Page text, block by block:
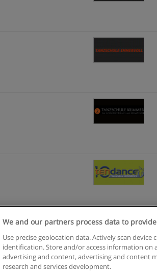
Datenschutzpolitik In Verbindung setzen
We and our partners process data to
Use precise geolocation data. Actively scan device
identification. Store and/or access information on
advertising and content, advertising and content
research and services development.